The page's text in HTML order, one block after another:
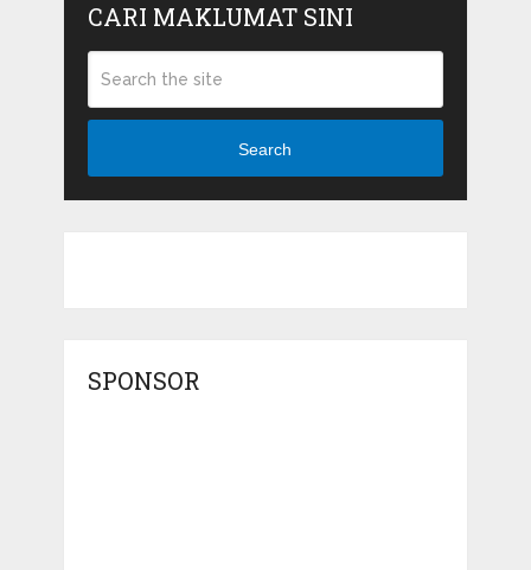
CARI MAKLUMAT SINI
Search
SPONSOR